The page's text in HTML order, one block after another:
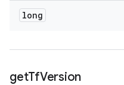
long
getTfVersion